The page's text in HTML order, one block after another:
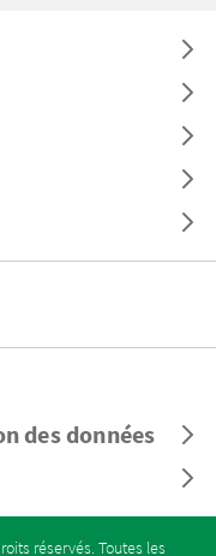
des données
réservés. Toutes les